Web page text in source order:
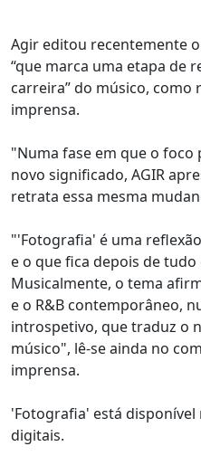
Agir editou recentemente
“que marca uma etapa de
carreira” do músico,
imprensa.
"Numa fase em que o
novo significado, AGIR
retrata essa mesma
"'Fotografia' é uma
e o que fica depois de tudo
Musicalmente, o tema
e o R&B contemporâneo,
introspetivo, que traduz o
músico", lê-se ainda no
imprensa.
'Fotografia' está
digitais.